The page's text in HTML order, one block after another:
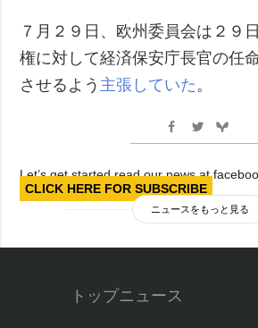
７月２９日、欧州委員会は２９
権に対して経済保安庁長官の任
させるよう 主張していた 。
Let’s get started read our news at
CLICK HERE FOR SUBSCRIBE
ニュースをもっと見る
トップニュース